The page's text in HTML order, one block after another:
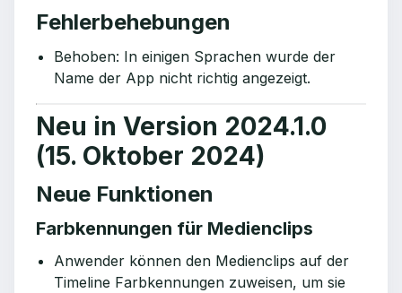
Fehlerbehebungen
Behoben: In einigen Sprachen wurde der
Name der App nicht richtig angezeigt.
Neu in Version 2024.1.0
(15. Oktober 2024)
Neue Funktionen
Farbkennungen für Medienclips
Anwender können den Medienclips auf der
Timeline Farbkennungen zuweisen, um sie